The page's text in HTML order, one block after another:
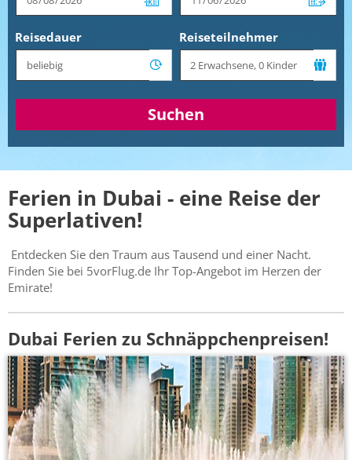
Reisedauer Reiseteilnehmer
Suchen
Ferien in Dubai - eine Reise der
Superlativen!
Entdecken Sie den Traum aus Tausend und einer Nacht.
Finden Sie bei 5vorFlug.de Ihr Top-Angebot im Herzen der
Emirate!
Dubai Ferien zu Schnäppchenpreisen!